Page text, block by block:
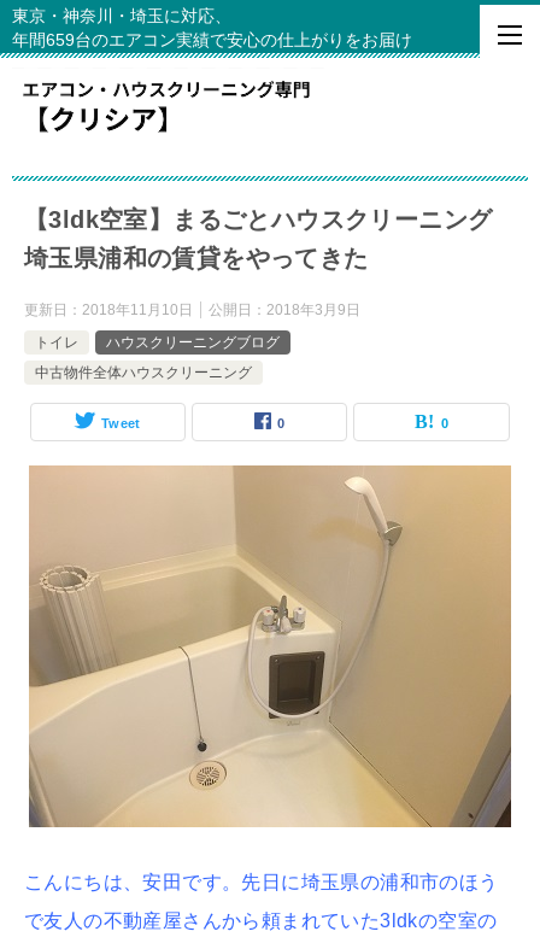
東京・神奈川・埼玉に対応、
年間659台のエアコン実績で安心の仕上がりをお届け
【3ldk空室】まるごとハウスクリーニング
埼玉県浦和の賃貸をやってきた
更新日： 2018年11月10日 公開日： 2018年3月9日
トイレ
ハウスクリーニングブログ
中古物件全体ハウスクリーニング
Tweet 0 0
こんにちは、安田です。先日に埼玉県の浦和市のほう
で友人の不動産屋さんから頼まれていた3ldkの空室の